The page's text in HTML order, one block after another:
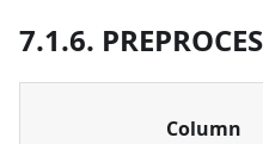
7.1.6.
Column